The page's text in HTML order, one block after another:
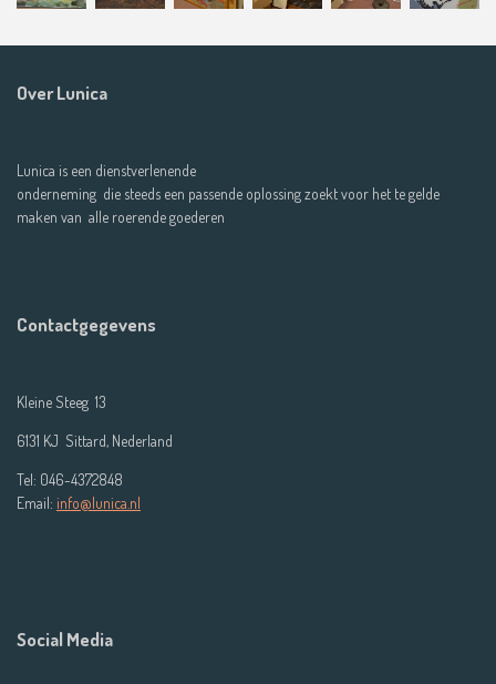
Over Lunica
Lunica is een dienstverlenende
onderneming die steeds een passende oplossing zoekt voor het te gelde
maken van alle roerende goederen
Contactgegevens
Kleine Steeg 13
6131 KJ Sittard, Nederland
Tel: 046-4372848
Email: info@lunica.nl
Social Media